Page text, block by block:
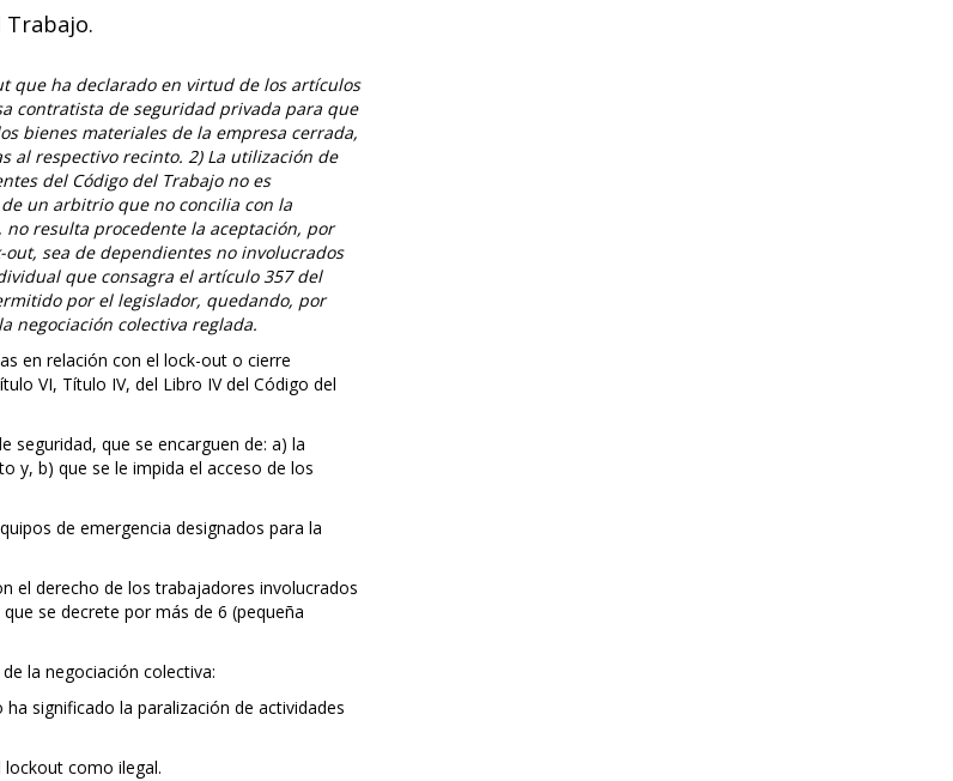
Trabajo.
que ha declarado en virtud de los artículos
contratista de seguridad privada para que
bienes materiales de la empresa cerrada,
al respectivo recinto. 2) La utilización de
del Código del Trabajo no es
un arbitrio que no concilia con la
resulta procedente la aceptación, por
sea de dependientes no involucrados
que consagra el artículo 357 del
por el legislador, quedando, por
negociación colectiva reglada.
en relación con el lock-out o cierre
VI, Título IV, del Libro IV del Código del
seguridad, que se encarguen de: a) la
y, b) que se le impida el acceso de los
de emergencia designados para la
el derecho de los trabajadores involucrados
se decrete por más de 6 (pequeña
la negociación colectiva:
significado la paralización de actividades
como ilegal.